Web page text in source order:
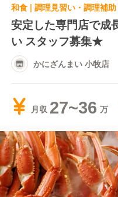
和食 | 調理見習い・調理補
安定した専門店で成
い スタッフ募集★
かにざんまい 小牧店
月収 27~36